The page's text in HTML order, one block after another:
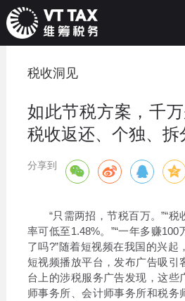
税收洞见
如此节税方案，千
税收返还、个独、拆
分享到
“只需两招，节税百万。”“税
率可低至1.48%。”“一年多赚
了吗?”随着短视频在我国的兴起
短视频播放平台，发布广告吸引
台上的涉税服务广告发现，这些
师事务所、会计师事务所和税务